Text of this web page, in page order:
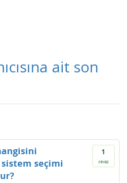
ait son
1
cevap
seçimi